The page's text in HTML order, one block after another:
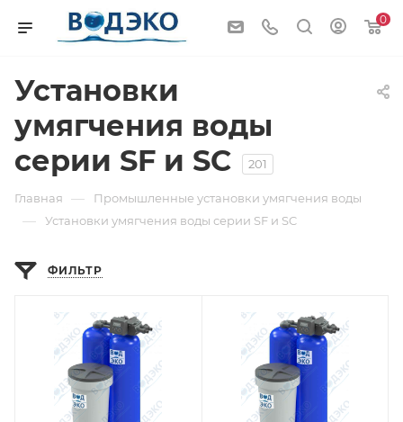
0
Установки
умягчения воды
серии SF и SC
201
Главная — Промышленные установки умягчения воды
— Установки умягчения воды серии SF и SC
ФИЛЬТР